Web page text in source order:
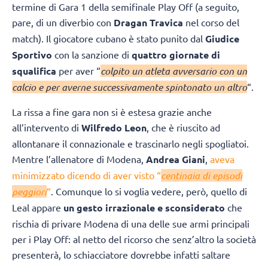
termine di Gara 1 della semifinale Play Off (a seguito,
pare, di un diverbio con Dragan Travica nel corso del
match). Il giocatore cubano è stato punito dal Giudice
Sportivo con la sanzione di quattro giornate di
squalifica per aver “colpito un atleta avversario con un
calcio e per averne successivamente spintonato un altro“.
La rissa a fine gara non si è estesa grazie anche
all’intervento di Wilfredo Leon , che è riuscito ad
allontanare il connazionale e trascinarlo negli spogliatoi.
Mentre l’allenatore di Modena, Andrea Giani aveva
minimizzato dicendo di aver visto “centinaia di episodi
peggiori“ . Comunque lo si voglia vedere, però, quello di
Leal appare un gesto irrazionale e sconsiderato che
rischia di privare Modena di una delle sue armi principali
per i Play Off: al netto del ricorso che senz’altro la società
presenterà, lo schiacciatore dovrebbe infatti saltare